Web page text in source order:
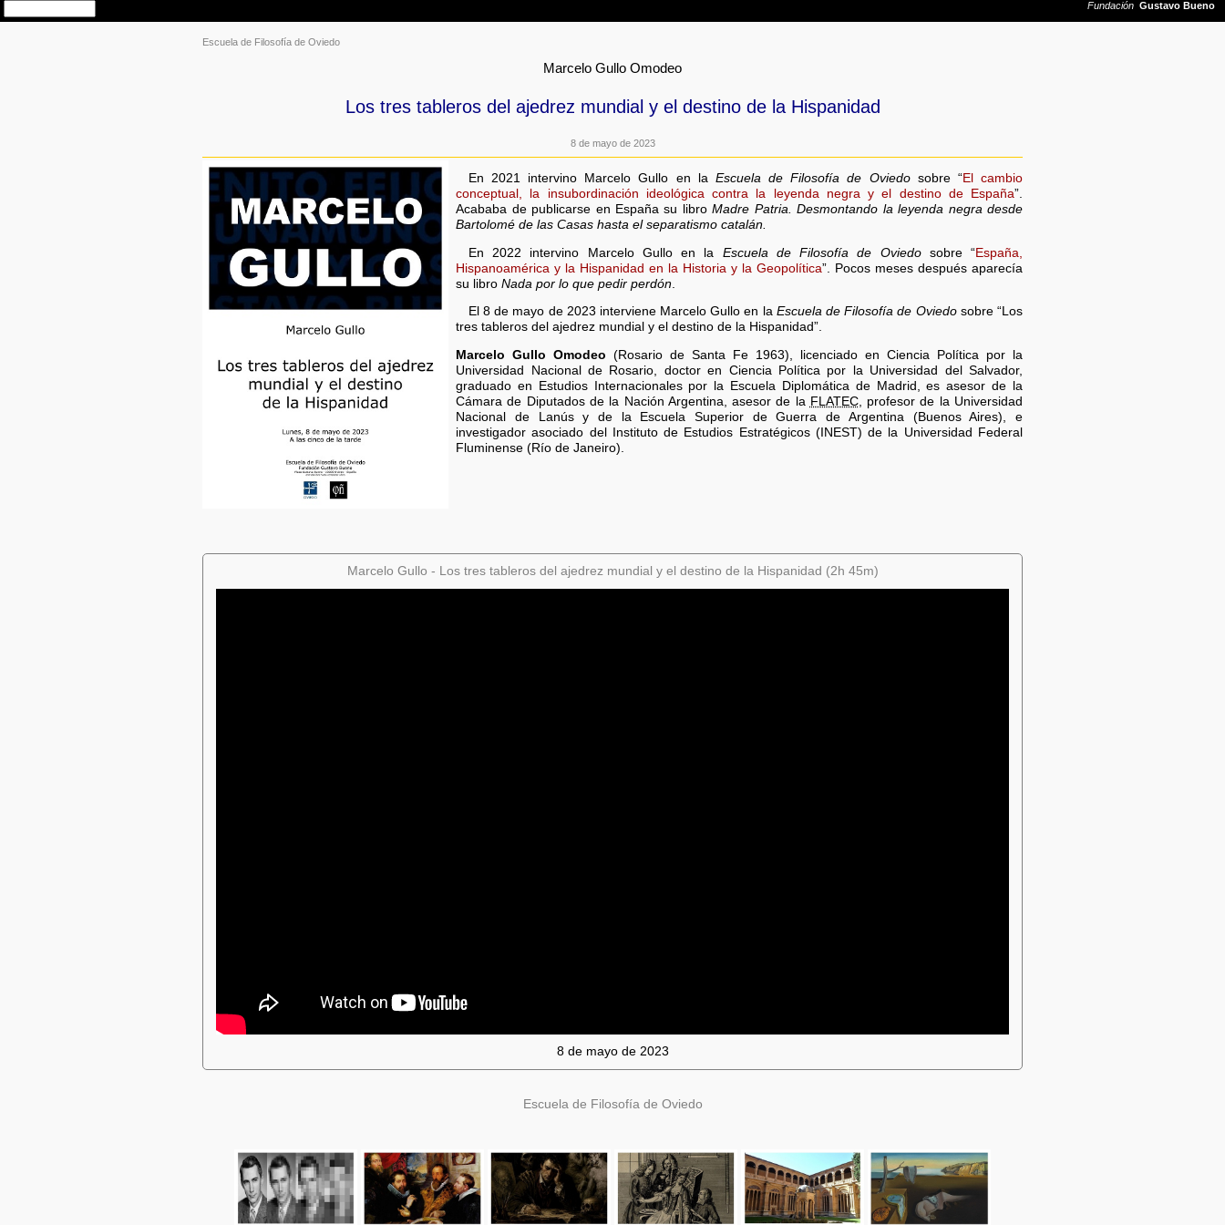
Escuela de Filosofía de Oviedo
Marcelo Gullo Omodeo
Los tres tableros del ajedrez mundial y el destino de la Hispanidad
8 de mayo de 2023
En 2021 intervino Marcelo Gullo en la Escuela de Filosofía de Oviedosobre “El cambio
conceptual, la insubordinación ideológica contra la leyenda negra y el destino de España”.
Acababa de publicarse en España su libroMadre Patria. Desmontando la leyenda negra desde
Bartolomé de las Casas hasta el separatismo catalán.
En 2022 intervino Marcelo Gullo en la Escuela de Filosofía de Oviedosobre “España,
Hispanoamérica y la Hispanidad en la Historia y la Geopolítica”. Pocos meses después aparecía
su libroNada por lo que pedir perdón
El 8 de mayo de 2023 interviene Marcelo Gullo en la Escuela de Filosofía de Oviedosobre “Los
tres tableros del ajedrez mundial y el destino de la Hispanidad”.
Marcelo Gullo Omodeo (Rosario de Santa Fe 1963), licenciado en Ciencia Política por la
Universidad Nacional de Rosario, doctor en Ciencia Política por la Universidad del Salvador,
graduado en Estudios Internacionales por la Escuela Diplomática de Madrid, es asesor de la
Cámara de Diputados de la Nación Argentina, asesor de la FLATEC, profesor de la Universidad
Nacional de Lanús y de la Escuela Superior de Guerra de Argentina (Buenos Aires), e
investigador asociado del Instituto de Estudios Estratégicos (INEST) de la Universidad Federal
Fluminense (Río de Janeiro).
Marcelo Gullo - Los tres tableros del ajedrez mundial y el destino de la Hispanidad (2h 45m)
8 de mayo de 2023
Escuela de Filosofía de Oviedo